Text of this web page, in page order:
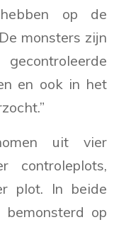
op de
monsters zijn
en ook in het
uit vier
controleplots,
plot. In beide
op